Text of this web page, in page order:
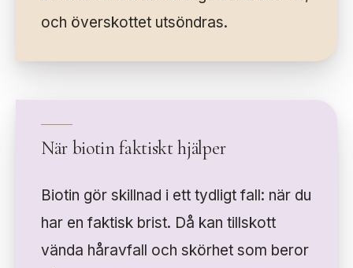
och överskottet utsöndras.
När biotin faktiskt hjälper
Biotin gör skillnad i ett tydligt fall: när du
har en faktisk brist. Då kan tillskott
vända håravfall och skörhet som beror